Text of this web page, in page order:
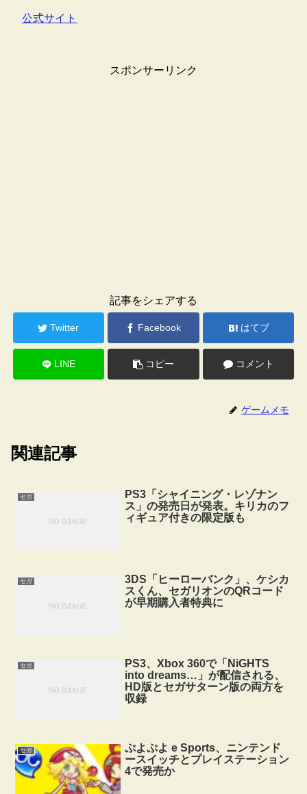
公式サイト
スポンサーリンク
記事をシェアする
Twitter Facebook はてブ
LINE コピー コメント
ゲームメモ
関連記事
セガ
PS3「シャイニング・レゾナン
ス」の発売日が発表。キリカのフ
ィギュア付きの限定版も
セガ
3DS「ヒーローバンク」、ケシカ
スくん、セガリオンのQRコード
が早期購入者特典に
セガ
PS3、Xbox 360で「NiGHTS
into dreams…」が配信される、
HD版とセガサターン版の両方を
収録
セガ
ぷよぷよ e Sports、ニンテンド
ースイッチとプレイステーション
4で発売か